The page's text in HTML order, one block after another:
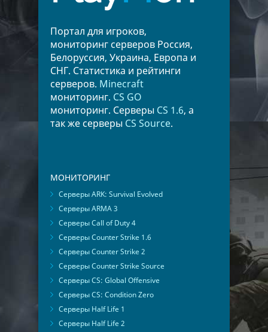
Портал для игроков,
мониторинг серверов Россия,
Белоруссия, Украина, Европа и
СНГ. Статистика и рейтинги
серверов. Minecraft
мониторинг. CS GO
мониторинг. Серверы CS 1.6, а
так же серверы CS Source.
МОНИТОРИНГ
Серверы ARK: Survival Evolved
Серверы ARMA 3
Серверы Call of Duty 4
Серверы Counter Strike 1.6
Серверы Counter Strike 2
Серверы Counter Strike Source
Серверы CS: Global Offensive
Серверы CS: Condition Zero
Серверы Half Life 1
Серверы Half Life 2